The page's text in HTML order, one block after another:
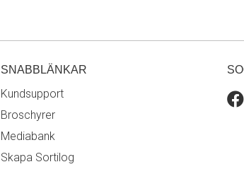
SNABBLÄNKAR
Kundsupport
Broschyrer
Mediabank
Skapa Sortilog